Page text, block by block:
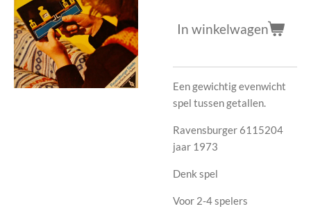
In winkelwagen
Een gewichtig evenwicht
spel tussen getallen.
Ravensburger 6115204
jaar 1973
Denk spel
Voor 2-4 spelers